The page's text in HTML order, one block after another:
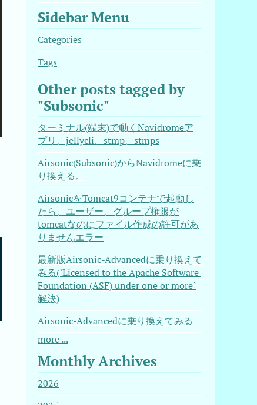
Sidebar Menu
Categories
Tags
Other posts tagged by
"Subsonic"
ターミナル(端末)で動くNavidromeア
プリ、jellycli、stmp、stmps
Airsonic(Subsonic)からNavidromeに乗
り換える。
AirsonicをTomcat9コンテナで起動し
たら、ユーザー、グループ権限が
tomcatなのにファイル作成の許可があ
りませんエラー
最新版Airsonic-Advancedに乗り換えて
みる(`Licensed to the Apache Software
Foundation (ASF) under one or more`
解決)
Airsonic-Advancedに乗り換えてみる
more ...
Monthly Archives
2026